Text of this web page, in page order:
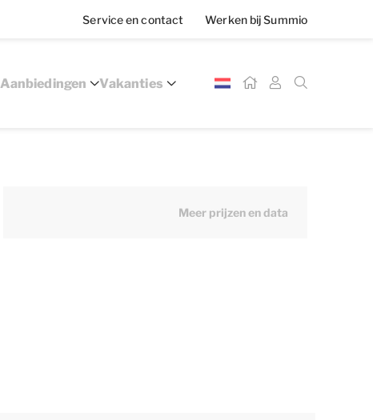
Service en contact Werken bij Summio
Aanbiedingen Vakanties
Meer prijzen en data